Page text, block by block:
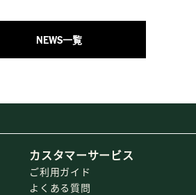
NEWS一覧
カスタマーサービス
ご利用ガイド
よくある質問